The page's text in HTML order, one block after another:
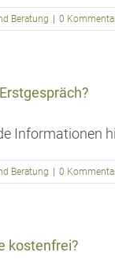
Beratung 0
Informationen
Beratung 0
kostenfrei?